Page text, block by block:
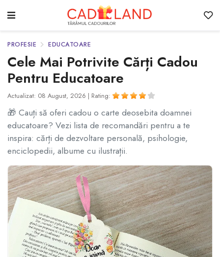
PROFESIE EDUCATOARE
Cele Mai Potrivite Cărți Cadou
Pentru Educatoare
Actualizat: 08 August, 2026 | Rating:
🎁 Cauți să oferi cadou o carte deosebita doamnei
educatoare? Vezi lista de recomandări pentru a te
inspira: cărți de dezvoltare personală, psihologie,
enciclopedii, albume cu ilustrații.